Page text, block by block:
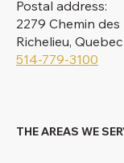
Postal address:
2279 Chemin des
Richelieu,
514-779-3100
THE AREAS WE